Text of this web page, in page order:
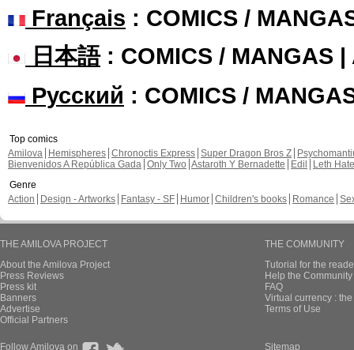
Français : COMICS /
日本語: COMICS / MANGAS |
Русский : COMICS /
Top comics
Amilova
Hemispheres Chronoctis Express Super Dragon Bros Z
Bienvenidos A República Gada Only Two Astaroth Y Bernadette Edil
Leth Hate
Genre
Action
Design - Artworks Fantasy - SF Humor Children's books Romance
THE AMILOVA PROJECT
About the Amilova Project
Press Reviews
Press kit
Banners
Advertise
Official Partners
THE COMMUNITY
Tutorial for the
Help the
FAQ
Virtual currency :
Terms of Use
Follow Amilova on Sitemap